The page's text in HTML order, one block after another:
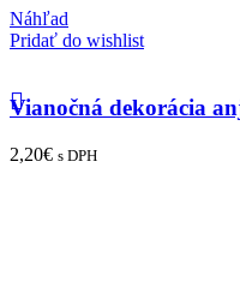
Náhľad
Pridať do wishlist
Vianočná dekorácia
2,20€ s DPH